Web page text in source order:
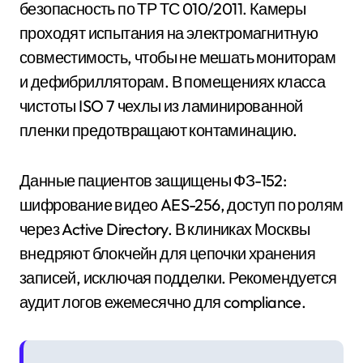
безопасность по ТР ТС 010/2011. Камеры
проходят испытания на электромагнитную
совместимость, чтобы не мешать мониторам
и дефибрилляторам. В помещениях класса
чистоты ISO 7 чехлы из ламинированной
пленки предотвращают контаминацию.
Данные пациентов защищены ФЗ-152:
шифрование видео AES-256, доступ по ролям
через Active Directory. В клиниках Москвы
внедряют блокчейн для цепочки хранения
записей, исключая подделки. Рекомендуется
аудит логов ежемесячно для compliance.